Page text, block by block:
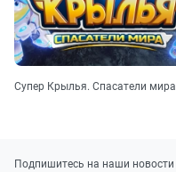
Супер Крылья. Спасатели мира
Подпишитесь на наши новости